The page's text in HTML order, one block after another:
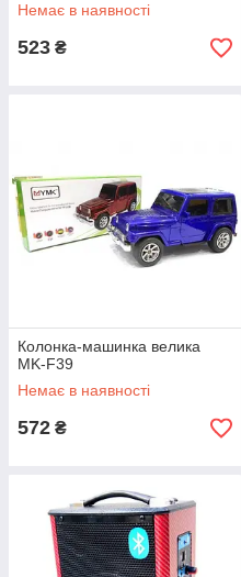
Немає в наявності
523 ₴
Колонка-машинка велика
MK-F39
Немає в наявності
572 ₴